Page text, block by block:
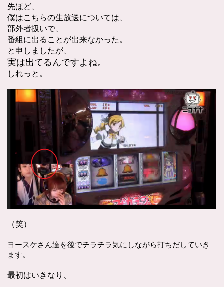
先ほど、
僕はこちらの生放送については、
部外者扱いで、
番組に出ることが出来なかった。
と申しましたが、
実は出てるんですよね。
しれっと。
（笑）
ヨースケさん達を後でチラチラ気にしながら打ちだしていき
ます。
最初はいきなり、